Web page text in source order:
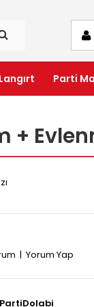
Parti
| Yorum Yap
PartiDolabi